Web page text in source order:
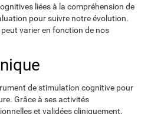
liées à la compréhension de
pour suivre notre évolution.
varier en fonction de nos
de stimulation cognitive pour
Grâce à ses activités
et validées cliniquement,